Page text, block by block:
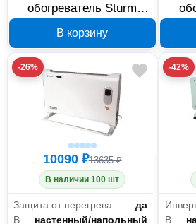
обогреватель Sturm
В корзину
-26%
10090 ₽13635 ₽
В наличии 100 шт
Защита от перегрева
да
настенный/напольный
-42%
Вид крепления